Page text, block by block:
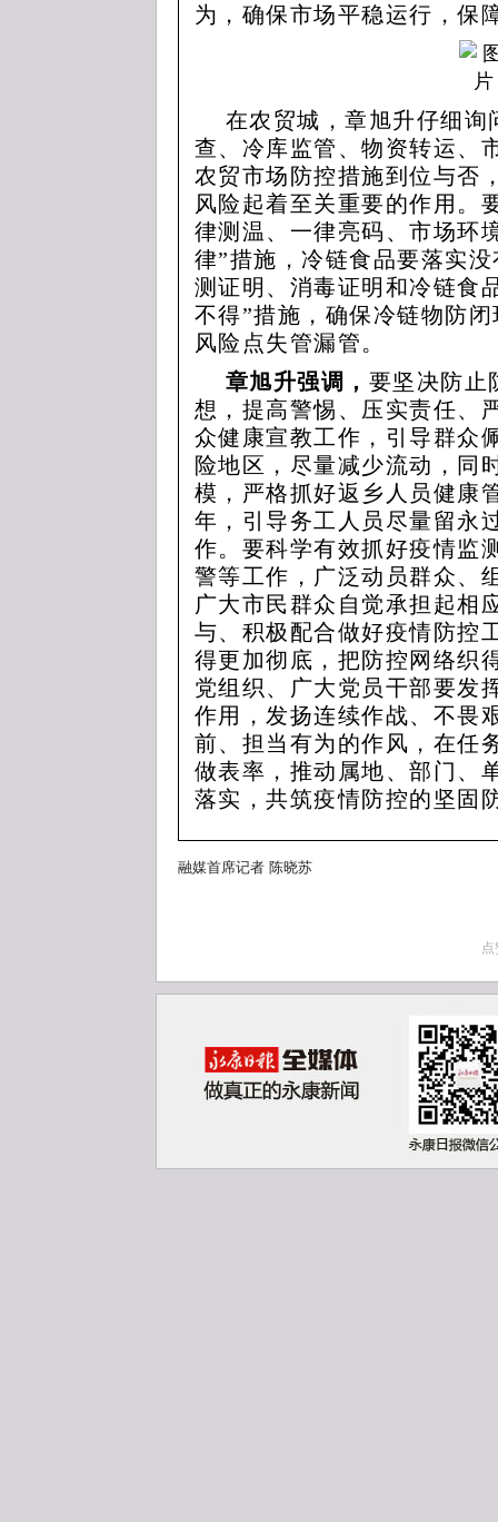
为，确保市场平稳运行，保
在农贸城，章旭升仔细询
查、冷库监管、物资转运、
农贸市场防控措施到位与否
风险起着至关重要的作用。
律测温、一律亮码、市场环
律”措施，冷链食品要落实
测证明、消毒证明和冷链食
不得”措施，确保冷链物防
风险点失管漏管。
章旭升强调， 要坚决防止
想，提高警惕、压实责任、
众健康宣教工作，引导群众
险地区，尽量减少流动，同
模，严格抓好返乡人员健康
年，引导务工人员尽量留永
作。要科学有效抓好疫情监
警等工作，广泛动员群众、
广大市民群众自觉承担起相
与、积极配合做好疫情防控
得更加彻底，把防控网络织
党组织、广大党员干部要发
作用，发扬连续作战、不畏
前、担当有为的作风，在任
做表率，推动属地、部门、
落实，共筑疫情防控的坚固
融媒首席记者 陈晓苏
点